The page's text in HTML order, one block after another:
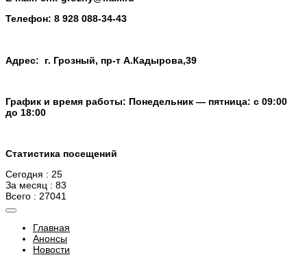
Телефон: 8 928 088-34-43
Адрес: г. Грозный, пр-т А.Кадырова,39
График и время работы: Понедельник — пятница: с 09:00
до 18:00
Статистика посещений
Сегодня : 25
За месяц : 83
Всего : 27041
Главная
Анонсы
Новости